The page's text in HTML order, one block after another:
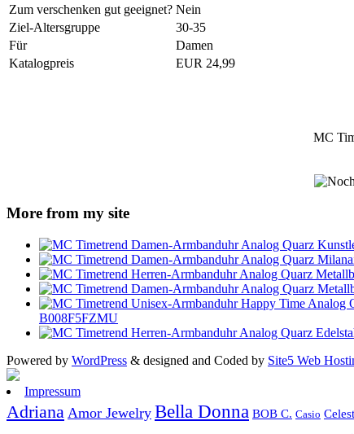
Zum verschenken gut geeignet? Nein
Ziel-Altersgruppe
30-35
Für
Damen
Katalogpreis
EUR 24,99
MC
More from my site
B008F5FZMU
Powered by WordPress & designed and Coded by Site5 Web
Impressum
Adriana Amor Jewelry Bella Donna BOB C. Casio